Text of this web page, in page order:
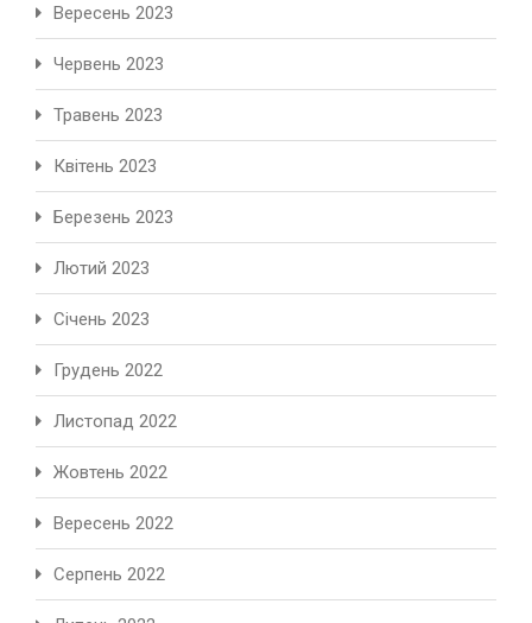
Вересень 2023
Червень 2023
Травень 2023
Квітень 2023
Березень 2023
Лютий 2023
Січень 2023
Грудень 2022
Листопад 2022
Жовтень 2022
Вересень 2022
Серпень 2022